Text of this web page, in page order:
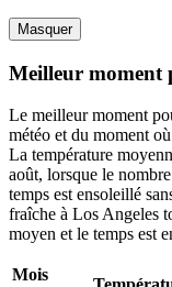
Masquer
Meilleur moment
Le meilleur moment
météo et du moment
La température
août, lorsque le
temps est ensoleillé
fraîche à Los Angeles
moyen et le temps est
Mois